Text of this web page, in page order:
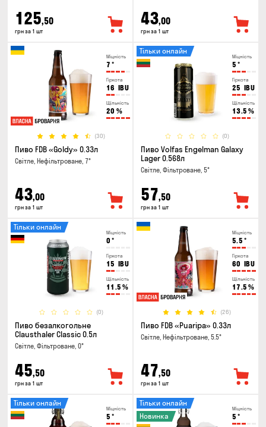
125,50
грн за 1 шт
43,00
грн за 1 шт
Міцність
7 °
Гіркота
16 IBU
Щільність
20 %
(30)
Пиво FDB «Goldy» 0.33л
Світле, Нефільтроване, 7°
43,00
грн за 1 шт
Міцність
5 °
Гіркота
25 IBU
Щільність
13.5 %
(0)
Тільки онлайн
Пиво Volfas Engelman Galaxy
Lager 0.568л
Світле, Фільтроване, 5°
57,50
грн за 1 шт
Міцність
0 °
Гіркота
15 IBU
Щільність
11.5 %
(0)
Тільки онлайн
Пиво безалкогольне
Clausthaler Classic 0.5л
Світле, Фільтроване, 0°
45,50
грн за 1 шт
Міцність
5.5 °
Гіркота
60 IBU
Щільність
17.5 %
(26)
Пиво FDB «Puaripa» 0.33л
Світле, Нефільтроване, 5.5°
47,50
грн за 1 шт
Міцність
5 °
Тільки онлайн
Міцність
5 °
Тільки онлайн
Новинка